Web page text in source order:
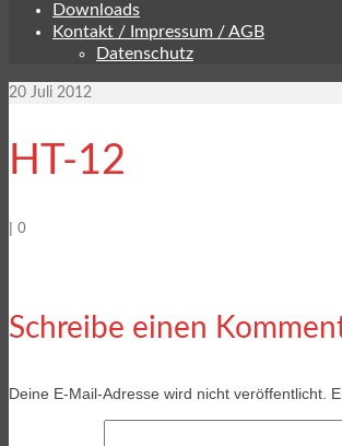
Downloads
Kontakt / Impressum / AGB
Datenschutz
20 Juli 2012
HT-12
| 0
Schreibe einen
Deine E-Mail-Adresse wird nicht veröffentlicht.